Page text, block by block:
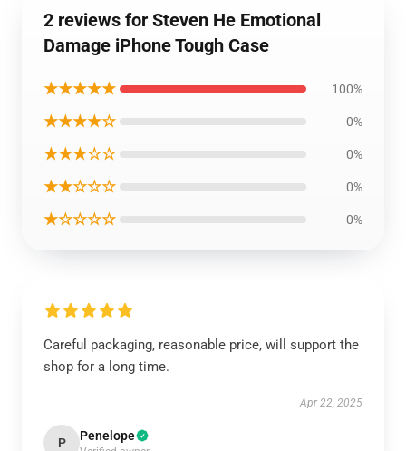
2 reviews for Steven He Emotional
Damage iPhone Tough Case
★★★★★ 100%
★★★★☆ 0%
★★★☆☆ 0%
★★☆☆☆ 0%
★☆☆☆☆ 0%
Careful packaging, reasonable price, will support the
shop for a long time.
Apr 22, 2025
P Penelope